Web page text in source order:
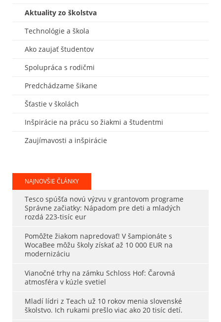
Aktuality zo školstva
Technológie a škola
Ako zaujať študentov
Spolupráca s rodičmi
Predchádzame šikane
Šťastie v školách
Inšpirácie na prácu so žiakmi a študentmi
Zaujímavosti a inšpirácie
NAJNOVŠIE ČLÁNKY
Tesco spúšťa novú výzvu v grantovom programe
Správne začiatky: Nápadom pre deti a mladých
rozdá 223-tisíc eur
Pomôžte žiakom napredovať! V šampionáte s
WocaBee môžu školy získať až 10 000 EUR na
modernizáciu
Vianočné trhy na zámku Schloss Hof: Čarovná
atmosféra v kúzle svetiel
Mladí lídri z Teach už 10 rokov menia slovenské
školstvo. Ich rukami prešlo viac ako 20 tisíc detí.